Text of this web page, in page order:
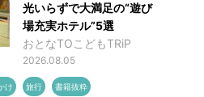
光いらずで大満足の“遊び
場充実ホテル”5選
おとなTOこどもTRiP
2026.08.05
け 旅行 書籍抜粋